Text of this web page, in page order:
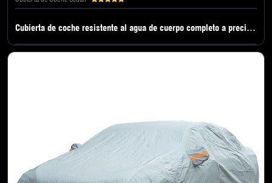
Cubierta de coche resistente al agua de cuerpo completo a precio de fábrica